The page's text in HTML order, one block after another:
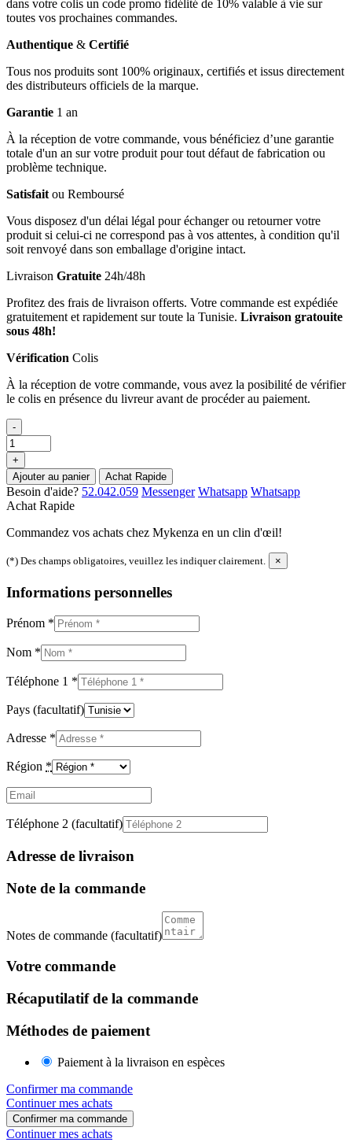
dans votre colis un code promo fidélité de 10% valable à vie sur
toutes vos prochaines commandes.
Authentique & Certifié
Tous nos produits sont 100% originaux, certifiés et issus directement
des distributeurs officiels de la marque.
Garantie 1 an
À la réception de votre commande, vous bénéficiez d’une garantie
totale d'un an sur votre produit pour tout défaut de fabrication ou
problème technique.
Satisfait ou Remboursé
Vous disposez d'un délai légal pour échanger ou retourner votre
produit si celui-ci ne correspond pas à vos attentes, à condition qu'il
soit renvoyé dans son emballage d'origine intact.
Livraison Gratuite 24h/48h
Profitez des frais de livraison offerts. Votre commande est expédiée
gratuitement et rapidement sur toute la Tunisie. Livraison gratouite
sous 48h!
Vérification Colis
À la réception de votre commande, vous avez la posibilité de vérifier
le colis en présence du livreur avant de procéder au paiement.
-
+
Ajouter au panier
Achat Rapide
Besoin d'aide? 52.042.059 Messenger Whatsapp Whatsapp
Achat Rapide
Commandez vos achats chez Mykenza en un clin d'œil!
(*) Des champs obligatoires, veuillez les indiquer clairement. ×
Informations personnelles
Prénom *
Nom *
Téléphone 1 *
Pays (facultatif)
Adresse *
Région *
Email
Téléphone 2 (facultatif)
Adresse de livraison
Note de la commande
Notes de commande (facultatif)
Votre commande
Récaputilatif de la commande
Méthodes de paiement
Paiement à la livraison en espèces
Confirmer ma commande
Continuer mes achats
Confirmer ma commande
Continuer mes achats